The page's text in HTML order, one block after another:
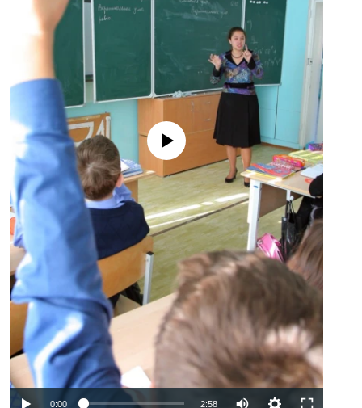
No media source currently available
0:00 2:58